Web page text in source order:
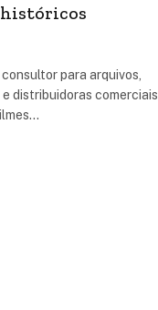
históricos
para arquivos,
distribuidoras comerciais,